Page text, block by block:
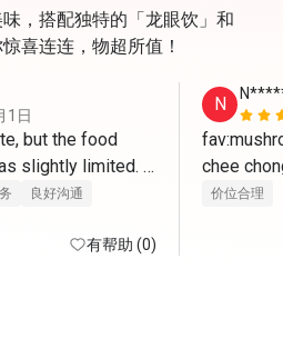
，搭配独特的「龙眼饮」和
喜连连，物超所值！
1日
but the food
slightly limited.
missing 2
良好沟通
有帮助 (0)
N
chee
价位合理